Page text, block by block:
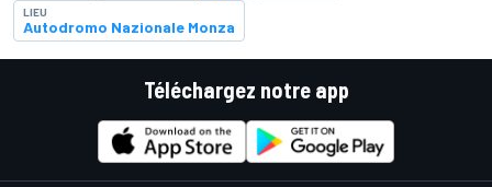
LIEU
Autodromo Nazionale Monza
Téléchargez notre app